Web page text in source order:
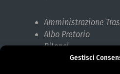
Gestisci
Amministrazione
Albo Pretorio
Bilanci
Bandi di gara